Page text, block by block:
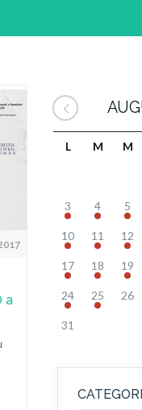
a
L M M
3 4 5
10 11 12
17 18 19
24 25 26
31